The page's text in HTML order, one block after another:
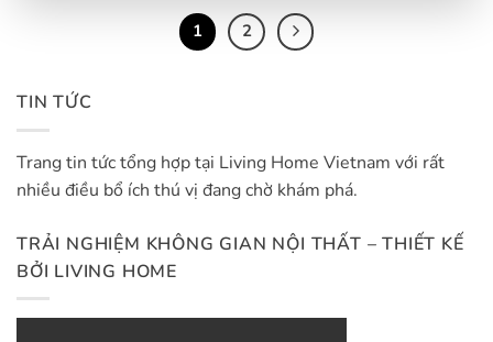
1 2
TIN TỨC
Trang tin tức tổng hợp tại Living Home Vietnam với rất
nhiều điều bổ ích thú vị đang chờ khám phá.
TRẢI NGHIỆM KHÔNG GIAN NỘI THẤT – THIẾT KẾ
BỞI LIVING HOME